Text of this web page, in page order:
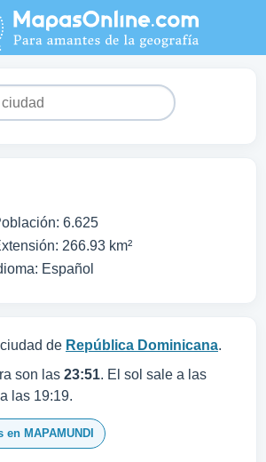
6.625
266.93 km²
Español
de República Dominicana.
son las 23:51. El sol sale a las
las 19:19.
MAPAMUNDI